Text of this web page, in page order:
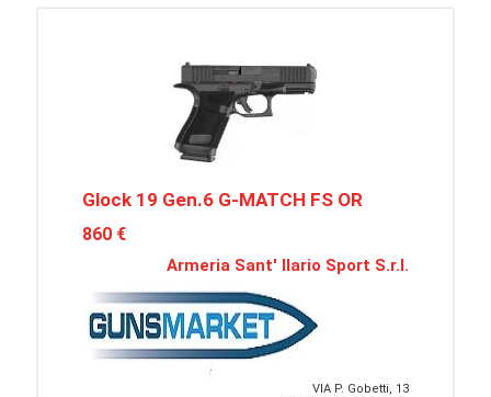
Glock 19 Gen.6 G-MATCH FS OR
860 €
Armeria Sant' Ilario Sport S.r.l.
VIA P. Gobetti, 13